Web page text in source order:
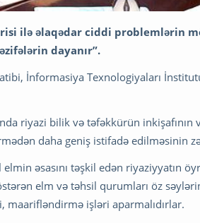
ilə əlaqədar ciddi problemlərin
dayanır”.
İnformasiya Texnologiyaları
riyazi bilik və təfəkkürün inkişafının
daha geniş istifadə edilməsinin
əsasını təşkil edən riyaziyyatın
elm və təhsil qurumları öz
işləri aparmalıdırlar.